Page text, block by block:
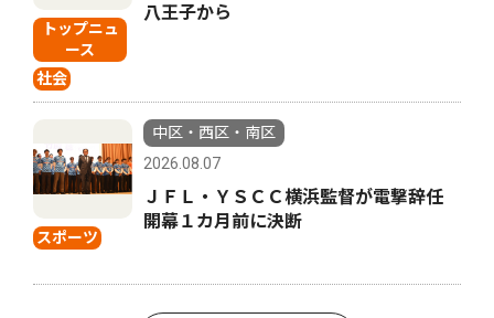
トップニュ
ース
社会
八王子から
スポーツ
中区・西区・南区
2026.08.07
ＪＦＬ・ＹＳＣＣ横浜監督が電撃辞任
開幕１カ月前に決断